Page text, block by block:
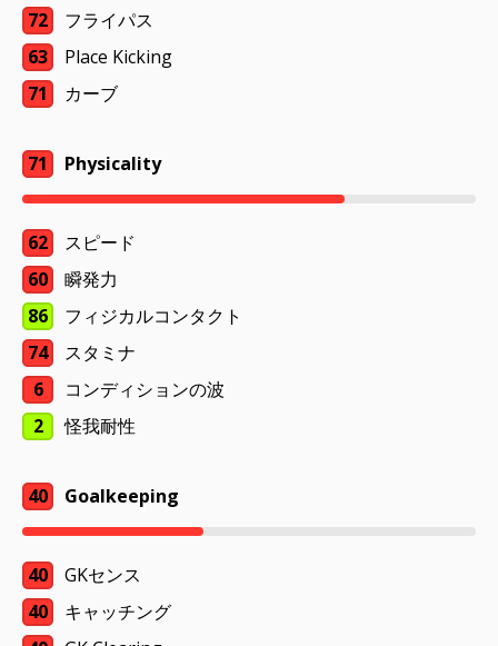
72
フライパス
63
Place Kicking
71
カーブ
71 Physicality
62
スピード
60
瞬発力
86
フィジカルコンタクト
74
スタミナ
6
コンディションの波
2
怪我耐性
40 Goalkeeping
40
GKセンス
40
キャッチング